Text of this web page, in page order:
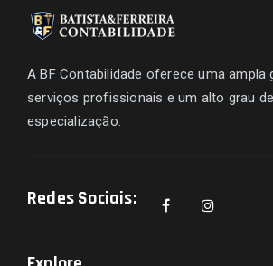
A BF Contabilidade oferece uma ampla
serviços profissionais e um alto grau de
especialização.
Redes Sociais: